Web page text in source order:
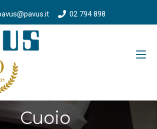
02 794 898
Cuoio